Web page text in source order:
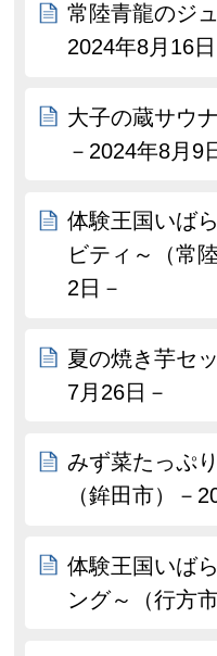
常陸青龍のジ
2024年8月16日
大子の蔵サウ
－2024年8月9
体験王国いば
ビティ～（常
2日－
夏の焼き芋セ
7月26日－
みず菜たっぷ
（鉾田市）－
体験王国いば
ング～（行方